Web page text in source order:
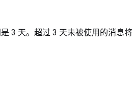
3 天。超过 3 天未被使用的消息将